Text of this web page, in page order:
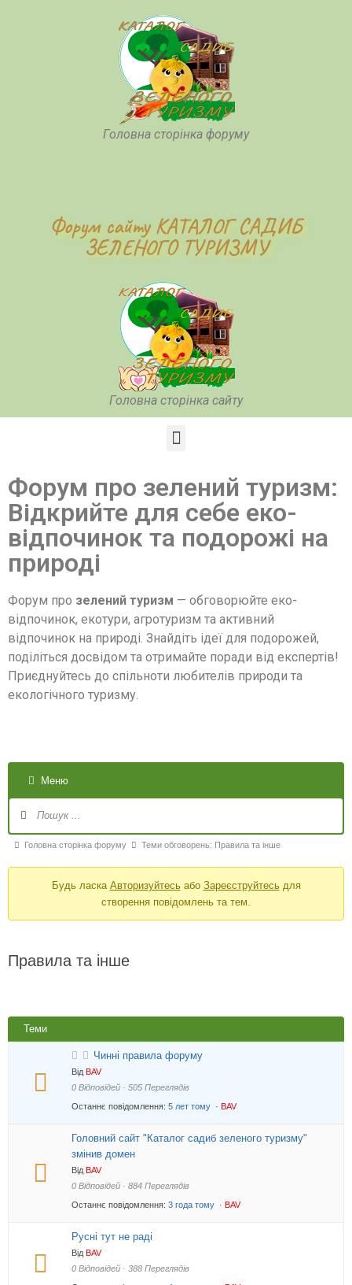
Головна сторінка форуму
Форум сайту КАТАЛОГ САДИБ
ЗЕЛЕНОГО ТУРИЗМУ
Головна сторінка сайту
Форум про зелений туризм:
Відкрийте для себе еко-
відпочинок та подорожі на
природі
Форум про зелений туризм — обговорюйте еко-
відпочинок, екотури, агротуризм та активний
відпочинок на природі. Знайдіть ідеї для подорожей,
поділіться досвідом та отримайте поради від експертів!
Приєднуйтесь до спільноти любителів природи та
екологічного туризму.
Меню
Головна сторінка форуму Теми обговорень: Правила та інше
Будь ласка Авторизуйтесьабо Зареєструйтесьдля
створення повідомлень та тем.
Правила та інше
Теми
Чинні правила форуму
Від BAV
0 Відповідей · 505 Переглядів
Останнє повідомлення: 5 лет тому · BAV
Головний сайт "Каталог садиб зеленого туризму"
змінив домен
Від BAV
0 Відповідей · 884 Переглядів
Останнє повідомлення: 3 года тому · BAV
Русні тут не раді
Від BAV
0 Відповідей · 388 Переглядів